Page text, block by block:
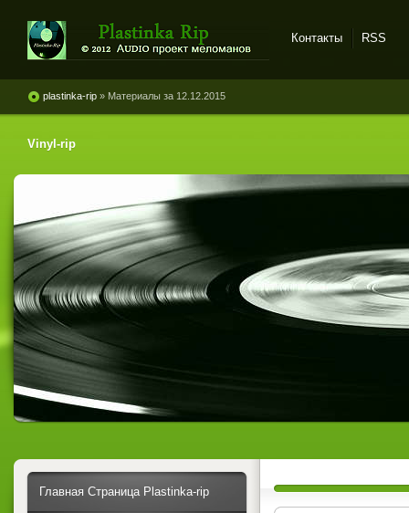
винила и магнитоальбомов
Контакты RSS
plastinka-rip » Материалы за 12.12.2015
Vinyl-rip
Главная Страница Plastinka-rip